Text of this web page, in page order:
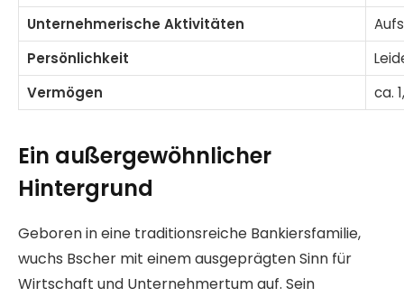
Unternehmerische Aktivitäten
Persönlichkeit
Vermögen
ca.
Ein außergewöhnlicher
Hintergrund
Geboren in eine traditionsreiche Bankiersfamilie,
wuchs Bscher mit einem ausgeprägten Sinn für
Wirtschaft und Unternehmertum auf. Sein